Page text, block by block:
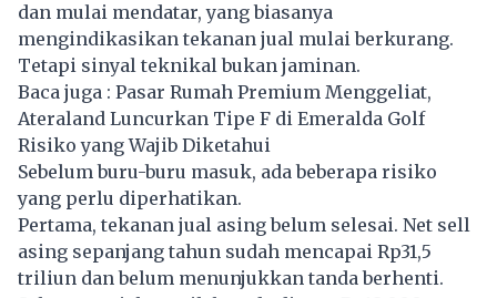
dan mulai mendatar, yang biasanya
mengindikasikan tekanan jual mulai berkurang.
Tetapi sinyal teknikal bukan jaminan.
Baca juga : Pasar Rumah Premium Menggeliat,
Ateraland Luncurkan Tipe F di Emeralda Golf
Risiko yang Wajib Diketahui
Sebelum buru-buru masuk, ada beberapa risiko
yang perlu diperhatikan.
Pertama, tekanan jual asing belum selesai. Net sell
asing sepanjang tahun sudah mencapai Rp31,5
triliun dan belum menunjukkan tanda berhenti.